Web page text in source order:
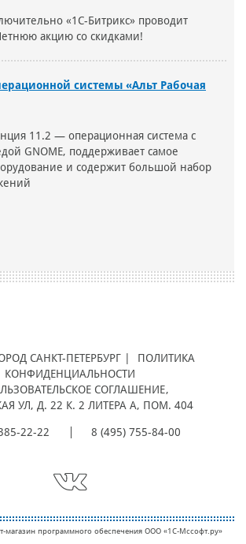
«1С-Битрикс» проводит
акцию со скидками!
системы «Альт Рабочая
11.2 — операционная система с
GNOME, поддерживает самое
и содержит большой набор
САНКТ-ПЕТЕРБУРГ |
ПОЛИТИКА
КОНФИДЕНЦИАЛЬНОСТИ
СОГЛАШЕНИЕ,
УЛ, Д. 22 К. 2 ЛИТЕРА А, ПОМ. 404
22-22 8 (495) 755-84-00
магазин программного обеспечения ООО «1С-Мcсофт.ру»